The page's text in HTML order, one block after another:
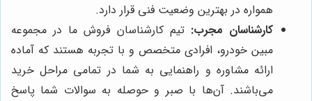
همواره در بهترین وضعیت فنی قرار دارد.
کارشناسان مجرب: تیم کارشناسان فروش ما در مجموعه
مبین خودرو، افرادی متخصص و با تجربه هستند که آماده
ارائه مشاوره و راهنمایی به شما در تمامی مراحل خرید
می‌باشند. آن‌ها با صبر و حوصله به سوالات شما پاسخ